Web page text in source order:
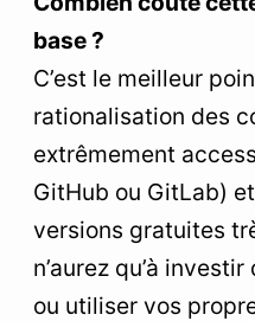
base ?
C’est le meilleur
rationalisation des
extrêmement
GitHub ou GitLab)
versions gratuites
n’aurez qu’à
ou utiliser vos